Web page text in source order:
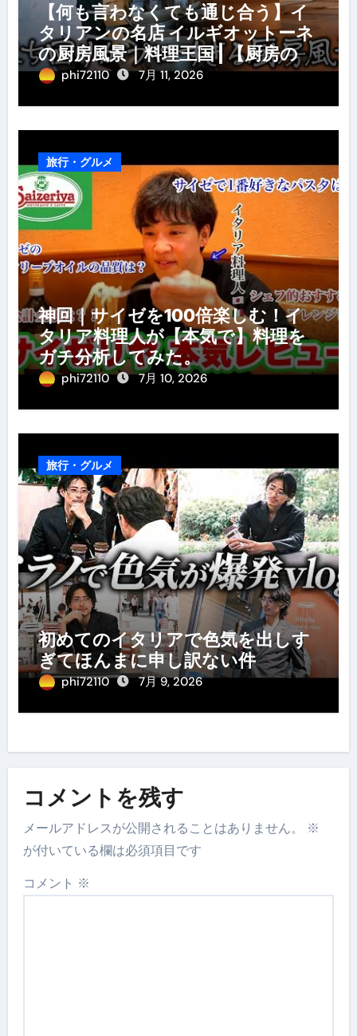
【何も言わなくても通じ合う】イ
タリアンの名店 イルギオットーネ
の厨房風景｜料理王国 | 【厨房の世
界】【イタリアン】【営業風景】
phi72110 7月 11, 2026
旅行・グルメ
神回｜サイゼを100倍楽しむ！イ
タリア料理人が【本気で】料理を
ガチ分析してみた。
phi72110 7月 10, 2026
旅行・グルメ
初めてのイタリアで色気を出しす
ぎてほんまに申し訳ない件
phi72110 7月 9, 2026
コメントを残す
メールアドレスが公開されることはありません。
※
が付いている欄は必須項目です
コメント ※